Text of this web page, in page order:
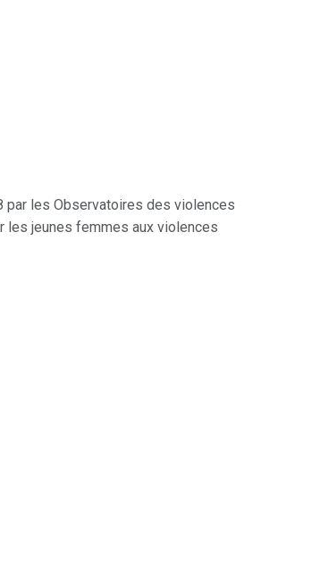
par les Observatoires des violences
les jeunes femmes aux violences